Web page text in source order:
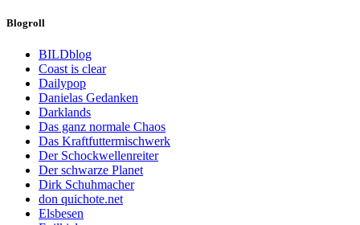
Blogroll
BILDblog
Coast is clear
Dailypop
Danielas Gedanken
Darklands
Das ganz normale Chaos
Das Kraftfuttermischwerk
Der Schockwellenreiter
Der schwarze Planet
Dirk Schuhmacher
don quichote.net
Elsbesen